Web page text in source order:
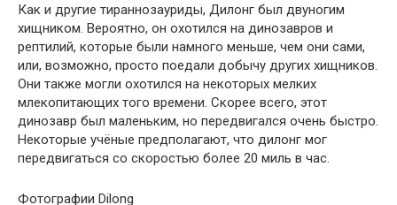
Как и другие тираннозауриды, Дилонг был двуногим
хищником. Вероятно, он охотился на динозавров и
рептилий, которые были намного меньше, чем они сами,
или, возможно, просто поедали добычу других хищников.
Они также могли охотился на некоторых мелких
млекопитающих того времени. Скорее всего, этот
динозавр был маленьким, но передвигался очень быстро.
Некоторые учёные предполагают, что дилонг мог
передвигаться со скоростью более 20 миль в час.
Фотографии Dilong